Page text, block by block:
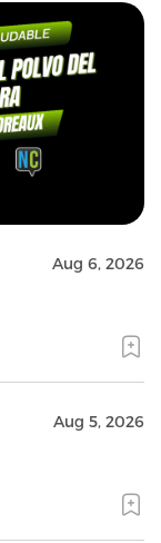
Aug 6, 2026
Aug 5, 2026